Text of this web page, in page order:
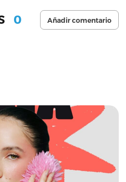
0 Añadir comentario